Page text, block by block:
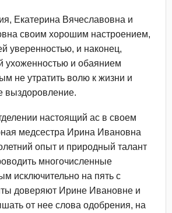
Екатерина Вячеславовна и
своим хорошим настроением,
уверенностью, и наконец,
ухоженностью и обаянием
не утратить волю к жизни и
выздоровление.
настоящий ас в своем
медсестра Ирина Ивановна
опыт и природный талант
многочисленные
исключительно на пять с
доверяют Ирине Ивановне и
от нее слова одобрения, на